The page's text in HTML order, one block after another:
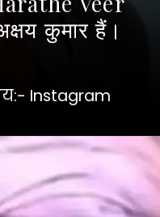
Instagram
कुमार हैं।